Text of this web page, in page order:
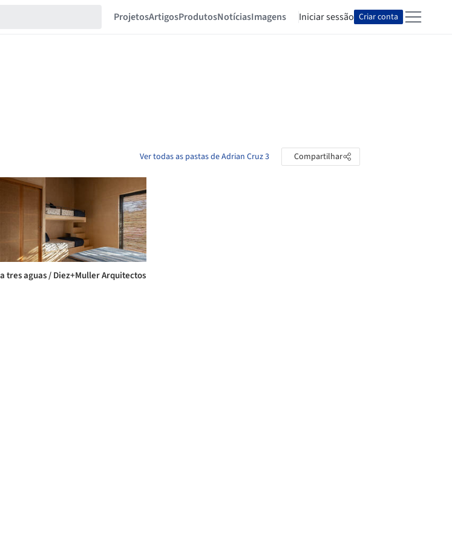
ProjetosArtigosProdutosNotíciasImagens Iniciar sessão Criar conta
Ver todas as pastas de Adrian Cruz 3 Compartilhar
tres aguas / Diez+Muller Arquitectos